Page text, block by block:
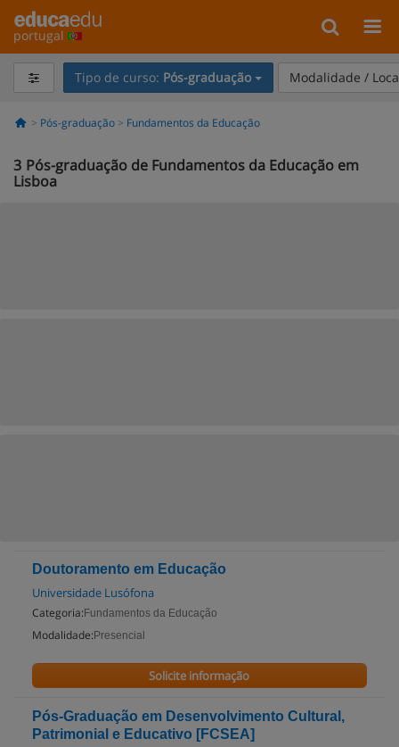
portugal
Tipo de curso: Pós-graduação Modalidade /
Pós-graduação Fundamentos da Educação
3 Pós-graduação de Fundamentos da Educação em
Lisboa
Doutoramento em Educação
Universidade Lusófona
Categoria: Fundamentos da Educação
Modalidade: Presencial
Solicite informação
Pós-Graduação em Desenvolvimento Cultural,
Patrimonial e Educativo [FCSEA]